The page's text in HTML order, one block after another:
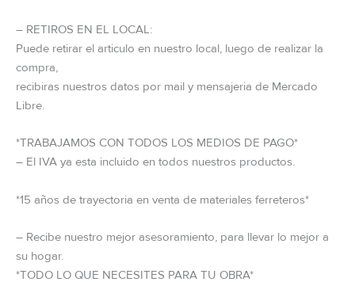
– RETIROS EN EL LOCAL:
Puede retirar el articulo en nuestro local, luego de realizar la
compra,
recibiras nuestros datos por mail y mensajeria de Mercado
Libre.
*TRABAJAMOS CON TODOS LOS MEDIOS DE PAGO*
– El IVA ya esta incluido en todos nuestros productos.
*15 años de trayectoria en venta de materiales ferreteros*
– Recibe nuestro mejor asesoramiento, para llevar lo mejor a
su hogar.
*TODO LO QUE NECESITES PARA TU OBRA*